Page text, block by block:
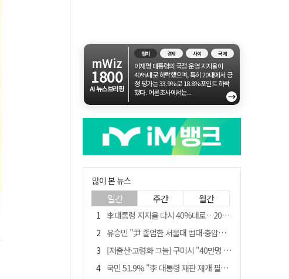
mWiz
1800
AI 뉴스브리핑
정치 경제 사회 국제
이재명 대통령의 국정 운영 지지율이
40%대로 하락했으며, 특히 20대에서 긍
정 평가는 33.9%로 18.8%포인트 하락
했다. 여론조사에서는...
→
많이 본 뉴스
일간 주간 월간
李대통령 지지율 다시 40%대로…20대는 18.8%p 급락
유승민 "尹 졸업한 서울대 법대·충암고도 없애야"…李 육사 통합 직격
[저출산·고령화 그늘] 구미시 "40만명 사수" 고령군 "3만명대 회복"
국민 51.9% "李 대통령 재판 재개 필요하다"